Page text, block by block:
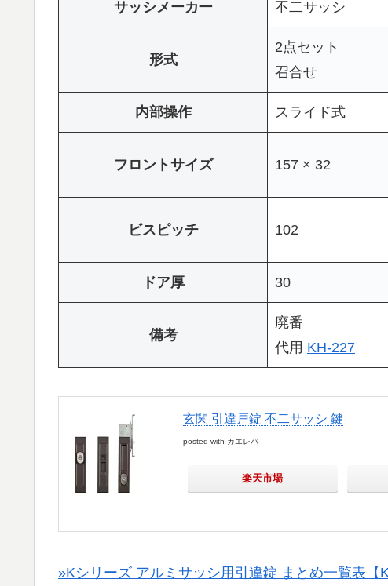
サッシメーカー 不二サッシ
形式
2点セット
召合せ
内部操作 スライド式
フロントサイズ 157 × 32
ビスピッチ 102
ドア厚 30
備考
廃番
代用 KH-227
玄関 引違戸錠 不二サッシ 鍵
posted with カエレバ
楽天市場
»Kシリーズ アルミサッシ用引違錠 まとめ一覧表【